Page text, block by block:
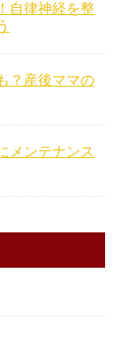
自律神経を整
？産後ママの
メンテナンス